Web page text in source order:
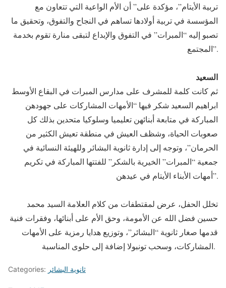
تربية الأيتام”، مؤكدة على” أن الأم الواعية التي تتعاون مع
المؤسسة في تربية أولادها تساهم في النجاح والتفوق، وتحقيق ما
تصبو إليه “المبرات” في التفوق والإبداع لتبقى منارة تقوم بخدمة
المجتمع”.
السعيد
ثم كانت كلمة للمشرف على مدارس المبرات في البقاع الأوسط
ابراهيم السعيد شكر فيها “الأمهات المشاركات على جهودهن
المباركة في متابعة أبنائهن تعليميا وسلوكيا متحدين بذلك كل
صعوبات الحياة، وشظف العيش في منطقة تعيش الكثير من
الحرمان”، وتوجه إلى إدارة ثانوية البشائر وللهيئة النسائية في
جمعية “المبرات” الخيرية بالشكر” للفتتها المباركة في تكريم
أمهات الأبناء الأيتام في عيدهن”.
تخلل الحفل، عرض لمقتطفات من كلام العلامة السيد محمد
حسين فضل الله عن الأمومة، وحق الأم على أبنائها، وفقرات فنية
قدمها صغار ثانوية “البشائر”، وتوزيع هدايا رمزية على الأمهات
المشاركات، وسحب تونبولا إضافة إلى حلوى المناسبة.
Categories: ثانوية البشائر